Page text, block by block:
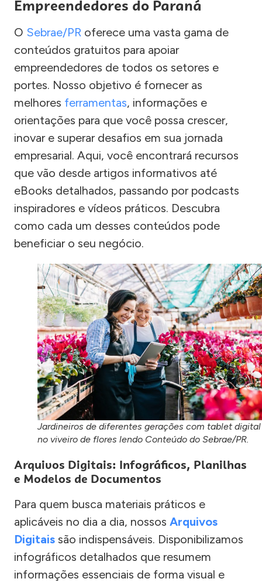
Empreendedores do Paraná
O Sebrae/PR oferece uma vasta gama de
conteúdos gratuitos para apoiar
empreendedores de todos os setores e
portes. Nosso objetivo é fornecer as
melhores ferramentas, informações e
orientações para que você possa crescer,
inovar e superar desafios em sua jornada
empresarial. Aqui, você encontrará recursos
que vão desde artigos informativos até
eBooks detalhados, passando por podcasts
inspiradores e vídeos práticos. Descubra
como cada um desses conteúdos pode
beneficiar o seu negócio.
Jardineiros de diferentes gerações com tablet digital
no viveiro de flores lendo Conteúdo do Sebrae/PR.
Arquivos Digitais: Infográficos, Planilhas
e Modelos de Documentos
Para quem busca materiais práticos e
aplicáveis no dia a dia, nossos Arquivos
Digitais são indispensáveis. Disponibilizamos
infográficos detalhados que resumem
informações essenciais de forma visual e